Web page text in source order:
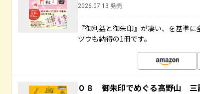
2026.07.13 発売
『御利益と御朱印』が凄い、を基準
ツウも納得の1冊です。
０８ 御朱印でめぐる高野山 三